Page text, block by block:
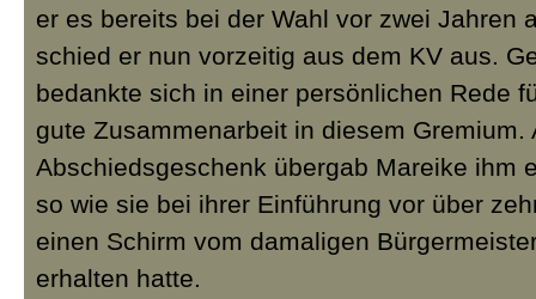
er es bereits bei der Wahl vor zwei Jahren
schied er nun vorzeitig aus dem KV aus.
bedankte sich in einer persönlichen Rede
gute Zusammenarbeit in diesem Gremium.
Abschiedsgeschenk übergab Mareike ihm
so wie sie bei ihrer Einführung vor über
einen Schirm vom damaligen
erhalten hatte.